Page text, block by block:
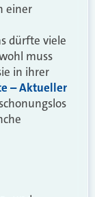
einer
dürfte viele
muss
in ihrer
– Aktueller